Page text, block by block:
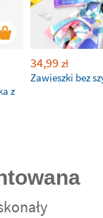
z
34,99 zł
Zawieszki bez